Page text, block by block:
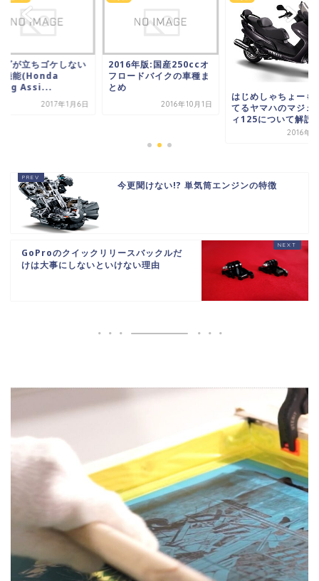
ダが立ちゴケしない
機能(Honda
Assi...
2017年1月6日
2016年版:国産250ccオ
フロードバイクの車種ま
とめ
2016年10月1日
はじめしゃちょーも
てるヤマハのマジェ
ィ125について解説
2016年5
今更聞けない!? 単気筒エンジンの特徴
GoProのクイックリリースバックルだ
けは大事にしないといけない理由